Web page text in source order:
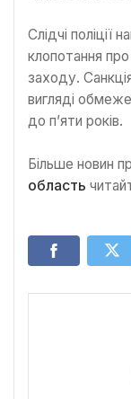
Слідчі поліції
клопотання
заходу.
вигляді
до п’яти років.
Більше новин
область